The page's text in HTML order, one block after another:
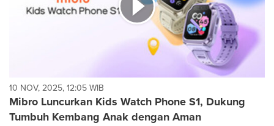
10 NOV, 2025, 12:05 WIB
Mibro Luncurkan Kids Watch Phone S1, Dukung
Tumbuh Kembang Anak dengan Aman